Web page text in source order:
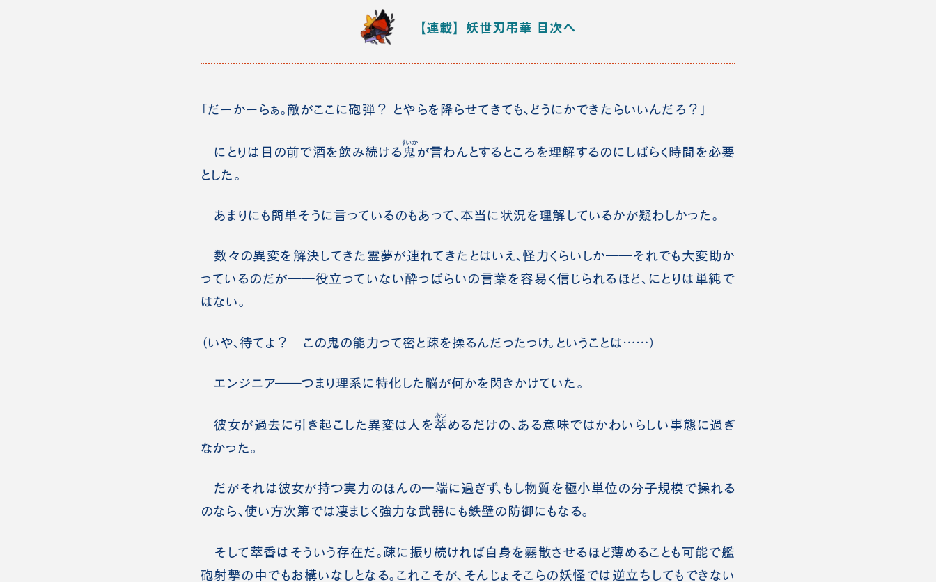
【連載】妖世刃弔華 目次へ
「だーかーらぁ。敵がここに砲弾？ とやらを降らせてきても、どうにかできたらいいんだろ？」
にとりは目の前で酒を飲み続ける 鬼
すいか
が言わんとするところを理解するのにしばらく時間を必要
とした。
あまりにも簡単そうに言っているのもあって、本当に状況を理解しているかが疑わしかった。
数々の異変を解決してきた霊夢が連れてきたとはいえ、怪力くらいしか――それでも大変助か
っているのだが――役立っていない酔っぱらいの言葉を容易く信じられるほど、にとりは単純で
はない。
（いや、待てよ？ この鬼の能力って密と疎を操るんだったっけ。ということは……）
エンジニア――つまり理系に特化した脳が何かを閃きかけていた。
彼女が過去に引き起こした異変は人を萃
あつ
めるだけの、ある意味ではかわいらしい事態に過ぎ
なかった。
だがそれは彼女が持つ実力のほんの一端に過ぎず、もし物質を極小単位の分子規模で操れる
のなら、使い方次第では凄まじく強力な武器にも鉄壁の防御にもなる。
そして萃香はそういう存在だ。疎に振り続ければ自身を霧散させるほど薄めることも可能で艦
砲射撃の中でもお構いなしとなる。これこそが、そんじょそこらの妖怪では逆立ちしてもできない